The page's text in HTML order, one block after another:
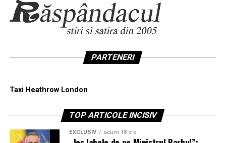
PARTENERI
Taxi Heathrow London
TOP ARTICOLE INCISIV
EXCLUSIV acum 18 ore